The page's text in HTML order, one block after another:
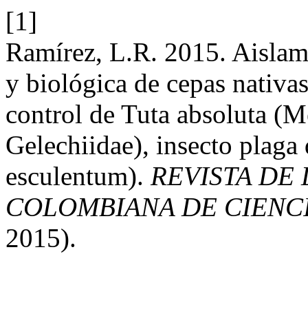
[1]
Ramírez, L.R. 2015.
y biológica de cepas
control de Tuta absoluta
Gelechiidae), insecto
esculentum). REVISTA DE
COLOMBIANA DE
2015).